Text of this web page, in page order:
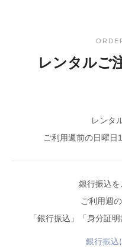
レンタルご
レンタ
ご利用週前の日曜日
銀行振込を
ご利用週
「銀行振込」「身分証
銀行振込